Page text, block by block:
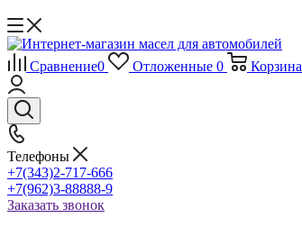
Сравнение0 Отложенные 0 Корзина
Телефоны
+7(343)2-717-666
+7(962)3-88888-9
Заказать звонок